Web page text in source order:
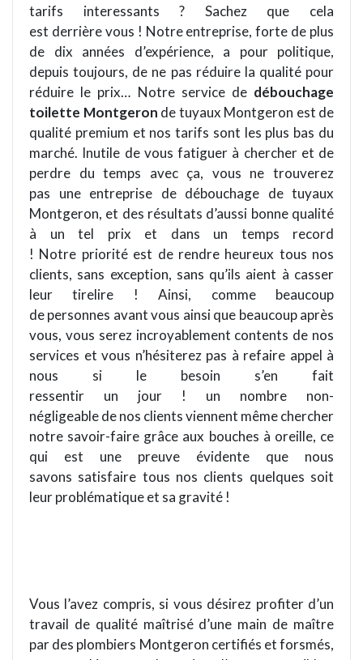
tarifs interessants ? Sachez que cela
est derrière vous ! Notre entreprise, forte de plus
de dix années d’expérience, a pour politique,
depuis toujours, de ne pas réduire la qualité pour
réduire le prix… Notre service de débouchage
toilette Montgeron de tuyaux Montgeron est de
qualité premium et nos tarifs sont les plus bas du
marché. Inutile de vous fatiguer à chercher et de
perdre du temps avec ça, vous ne trouverez
pas une entreprise de débouchage de tuyaux
Montgeron, et des résultats d’aussi bonne qualité
à un tel prix et dans un temps record
! Notre priorité est de rendre heureux tous nos
clients, sans exception, sans qu’ils aient à casser
leur tirelire ! Ainsi, comme beaucoup
de personnes avant vous ainsi que beaucoup après
vous, vous serez incroyablement contents de nos
services et vous n’hésiterez pas à refaire appel à
nous si le besoin s’en fait
ressentir un jour ! un nombre non-
négligeable de nos clients viennent même chercher
notre savoir-faire grâce aux bouches à oreille, ce
qui est une preuve évidente que nous
savons satisfaire tous nos clients quelques soit
leur problématique et sa gravité !
Vous l’avez compris, si vous désirez profiter d’un
travail de qualité maîtrisé d’une main de maître
par des plombiers Montgeron certifiés et forsmés,